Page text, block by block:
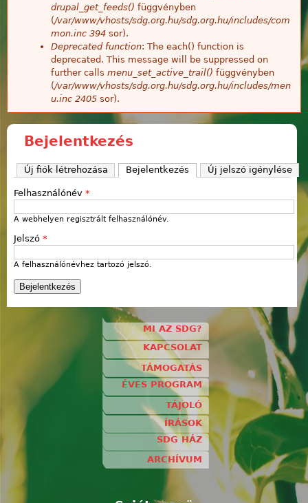
drupal_get_feeds() függvényben
(/var/www/vhosts/sdg.org.hu/sdg.org.hu/includes/com
mon.inc 394 sor).
Deprecated function: The each() function is
deprecated. This message will be suppressed on
further calls menu_set_active_trail() függvényben
(/var/www/vhosts/sdg.org.hu/sdg.org.hu/includes/men
u.inc 2405 sor).
Bejelentkezés
Új fiók létrehozása Bejelentkezés (aktív fül)
Új jelszó igénylése
Felhasználónév *
A webhelyen regisztrált felhasználónév.
Jelszó *
A felhasználónévhez tartozó jelszó.
MI AZ SDG?
KAPCSOLAT
TÁMOGATÁS
ÉVES PROGRAM
TÁJOLÓ
ÍRÁSOK
SDG HÁZ
ARCHÍVUM